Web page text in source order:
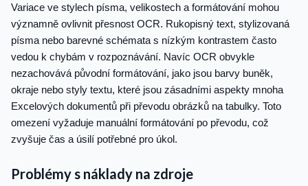
Variace ve stylech písma, velikostech a formátování mohou
významně ovlivnit přesnost OCR. Rukopisný text, stylizovaná
písma nebo barevné schémata s nízkým kontrastem často
vedou k chybám v rozpoznávání. Navíc OCR obvykle
nezachovává původní formátování, jako jsou barvy buněk,
okraje nebo styly textu, které jsou zásadními aspekty mnoha
Excelových dokumentů při převodu obrázků na tabulky. Toto
omezení vyžaduje manuální formátování po převodu, což
zvyšuje čas a úsilí potřebné pro úkol.
Problémy s náklady na zdroje